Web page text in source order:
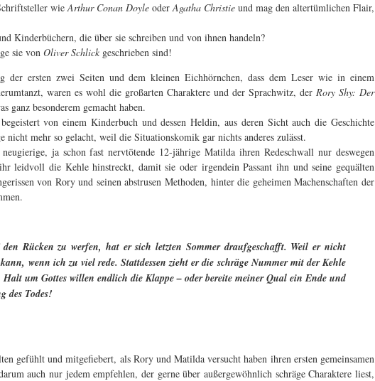
wieArthur Conan Doyle oderAgatha Christie und mag den altertümlichen Flair,
Kinderbüchern, die über sie schreiben und von ihnen handeln?
sie von Oliver Schlick geschrieben sind!
der ersten zwei Seiten und dem kleinen Eichhörnchen, dass dem Leser wie in einem
waren es wohl die großarten Charaktere und der Sprachwitz, der Rory Shy: Der
ganz besonderem gemacht haben.
von einem Kinderbuch und dessen Heldin, aus deren Sicht auch die Geschichte
nicht mehr so gelacht, weil die Situationskomik gar nichts anderes zulässt.
ja schon fast nervtötende 12-jährige Matilda ihren Redeschwall nur deswegen
leidvoll die Kehle hinstreckt, damit sie oder irgendein Passant ihn und seine gequälten
von Rory und seinen abstrusen Methoden, hinter die geheimen Machenschaften der
Rücken zu werfen, hat er sich letzten Sommer draufgeschafft. Weil er nicht
wenn ich zu viel rede. Stattdessen zieht er die schräge Nummer mit der Kehle
um Gottes willen endlich die Klappe – oder bereite meiner Qual ein Ende und
des Todes!
gefühlt und mitgefiebert, als Rory und Matilda versucht haben ihren ersten gemeinsamen
auch nur jedem empfehlen, der gerne über außergewöhnlich schräge Charaktere liest,